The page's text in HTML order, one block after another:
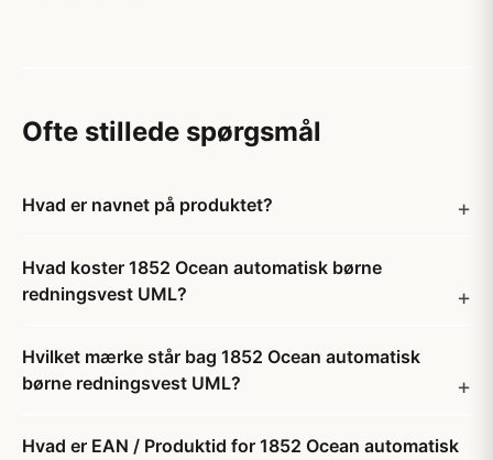
Ofte stillede spørgsmål
Hvad er navnet på produktet?
Hvad koster 1852 Ocean automatisk børne
redningsvest UML?
Hvilket mærke står bag 1852 Ocean automatisk
børne redningsvest UML?
Hvad er EAN / Produktid for 1852 Ocean automatisk